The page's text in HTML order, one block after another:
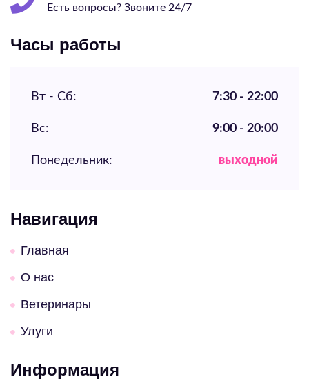
Есть вопросы? Звоните 24/7
Часы работы
Вт - Сб: 7:30 - 22:00
Вс: 9:00 - 20:00
Понедельник: выходной
Навигация
Главная
О нас
Ветеринары
Улуги
Информация